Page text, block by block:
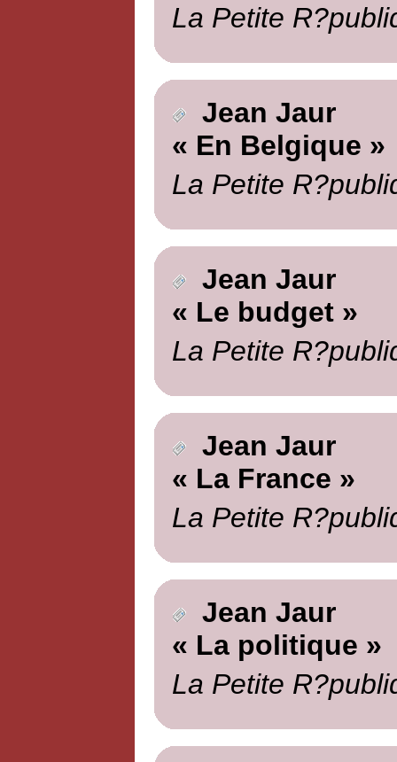
La Petite
Jean Jaur
« En Belgique »
La Petite
Jean Jaur
« Le budget »
La Petite
Jean Jaur
« La France »
La Petite
Jean Jaur
« La politique »
La Petite